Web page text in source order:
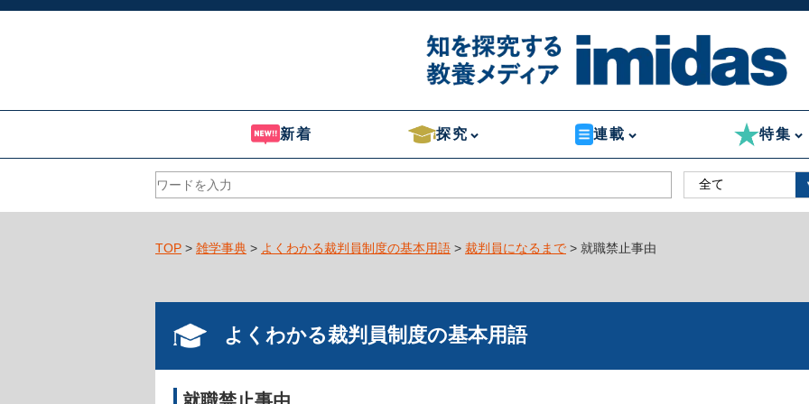
新着 探究 連載 特集
TOP > 雑学事典 > よくわかる裁判員制度の基本用語 > 裁判員になるまで > 就職禁止事由
よくわかる裁判員制度の基本用語